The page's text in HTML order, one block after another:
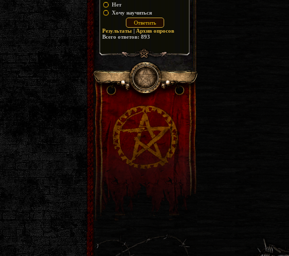
Нет
Хочу научиться
Результаты | Архив опросов
Всего ответов: 893